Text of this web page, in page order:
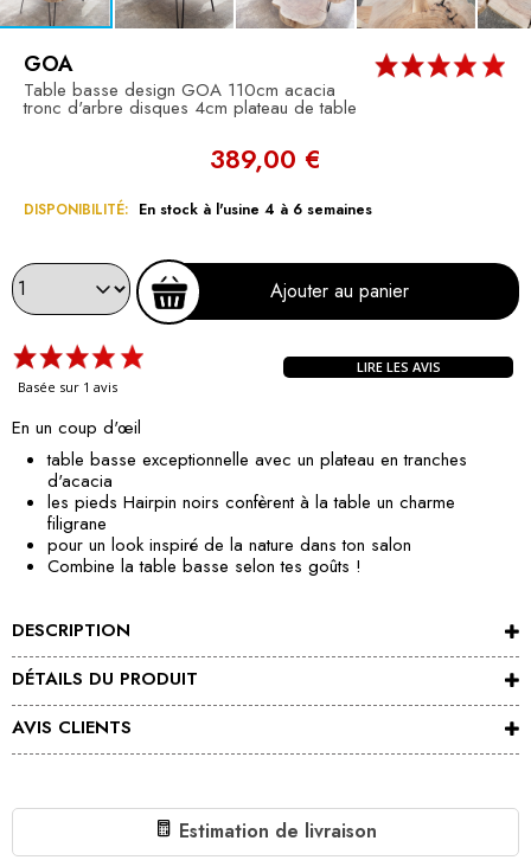
GOA
Table basse design GOA 110cm acacia
tronc d'arbre disques 4cm plateau de table
389,00 €
DISPONIBILITÉ: En stock à l'usine 4 à 6 semaines
Ajouter au panier
Basée sur 1 avis
LIRE LES AVIS
En un coup d'œil
table basse exceptionnelle avec un plateau en tranches
d'acacia
les pieds Hairpin noirs confèrent à la table un charme
filigrane
pour un look inspiré de la nature dans ton salon
Combine la table basse selon tes goûts !
DESCRIPTION
DÉTAILS DU PRODUIT
AVIS CLIENTS
Estimation de livraison